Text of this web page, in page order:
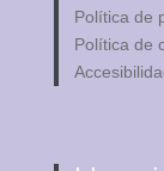
Política de
Política de